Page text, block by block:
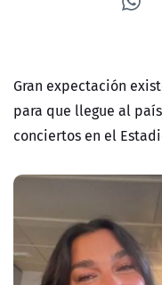
Gran expectación
para que llegue al
conciertos en el